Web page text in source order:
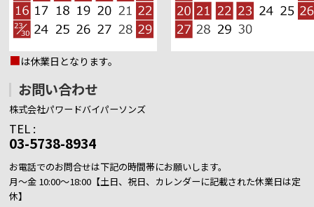
■は休業日となります。
お問い合わせ
株式会社パワードバイパーソンズ
TEL :
03-5738-8934
お電話でのお問合せは下記の時間帯にお願いします。
月～金 10:00～18:00【土日、祝日、カレンダーに記載された休業日は定
休】